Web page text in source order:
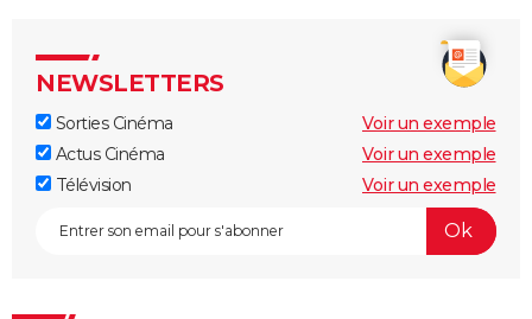
Legend of Zelda, le film : qui sont Bo Bragason et
Benjamin Evan Ainsworth, les acteurs principaux ?
NEWSLETTERS
Sorties Cinéma
Voir un exemple
Actus Cinéma
Voir un exemple
Télévision
Voir un exemple